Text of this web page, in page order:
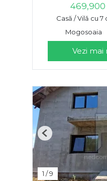
Casă / Vilă cu
Mogosoaia
Vezi
1 /9
Previous